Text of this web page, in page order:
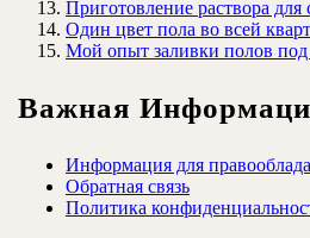
Приготовление раствора для
Один цвет пола во всей
Мой опыт заливки полов
Важная
Информация для
Обратная связь
Политика